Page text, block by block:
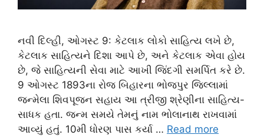
નવી દિલ્હી, ઓગસ્ટ 9: કેટલાક લોકો સાહિત્ય લખે છે,
કેટલાક સાહિત્યને દિશા આપે છે, અને કેટલાક એવા હોય
છે, જે સાહિત્યની સેવા માટે આખી જિંદગી સમર્પિત કરે છે.
9 ઓગસ્ટ 1893ના રોજ બિહારના ભોજપુર જિલ્લામાં
જન્મેલા શિવપૂજન સહાય આ ત્રીજી શ્રેણીના સાહિત્ય-
સાધક હતા. જન્મ સમયે તેમનું નામ ભોલાનાથ રાખવામાં
આવ્યું હતું. 10મી ધોરણ પાસ કર્યા … Read more